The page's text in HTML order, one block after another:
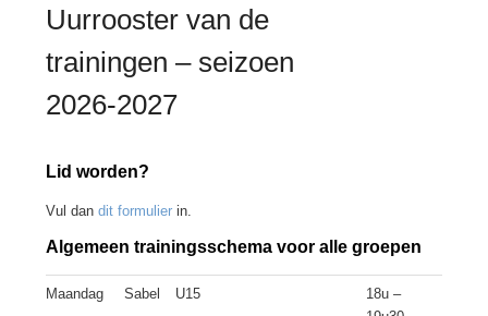
Uurrooster van de
trainingen – seizoen
2026-2027
Lid worden?
Vul dan dit formulierin.
Algemeen trainingsschema voor alle groepen
Maandag Sabel U15
18u –